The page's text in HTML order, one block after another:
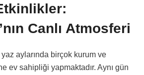
Canlı Atmosferi
aylarında birçok kurum ve
ev sahipliği yapmaktadır. Aynı gün